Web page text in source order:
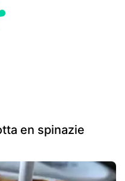
en spinazie